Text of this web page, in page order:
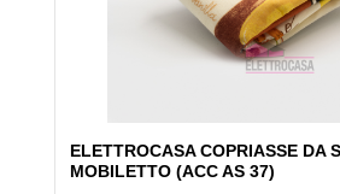
ELETTROCASA COPRIASSE DA
MOBILETTO (ACC AS 37)